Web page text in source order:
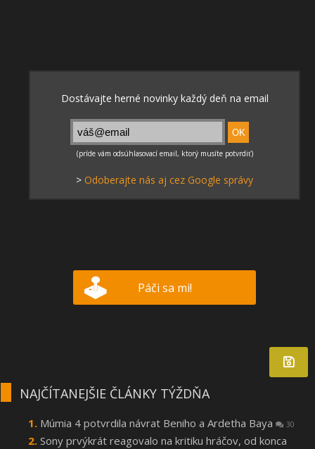
> Odoberajte nás aj cez Google správy
Páči sa mi!
NAJČÍTANEJŠIE ČLÁNKY TÝŽDŇA
Múmia 4 potvrdila návrat Beniho a Ardetha Baya 30
Sony prvýkrát reagovalo na kritiku hráčov, od konca